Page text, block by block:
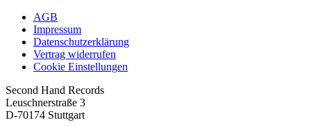
AGB
Impressum
Datenschutzerklärung
Vertrag widerrufen
Cookie Einstellungen
Second Hand Records
Leuschnerstraße 3
D-70174 Stuttgart